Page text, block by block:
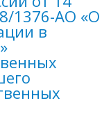
1376-АО «О
в